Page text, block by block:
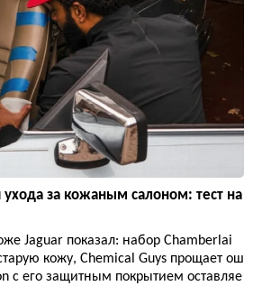
за кожаным салоном: тест на
Jaguar показал: набор Chamberlai
кожу, Chemical Guys прощает ош
с его защитным покрытием оставляе